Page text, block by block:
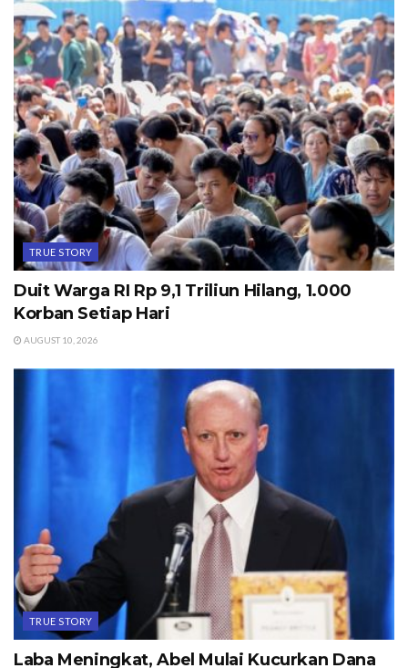
TRUE STORY
Duit Warga RI Rp 9,1 Triliun Hilang, 1.000
Korban Setiap Hari
AUGUST 10, 2026
TRUE STORY
Laba Meningkat, Abel Mulai Kucurkan Dana